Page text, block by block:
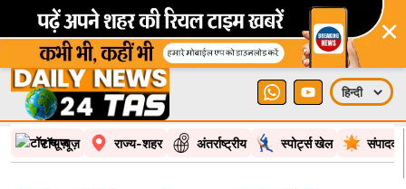
×
टॉप न्यूज़ राज्य-शहर अंतर्राष्ट्रीय स्पोर्ट्स खेल